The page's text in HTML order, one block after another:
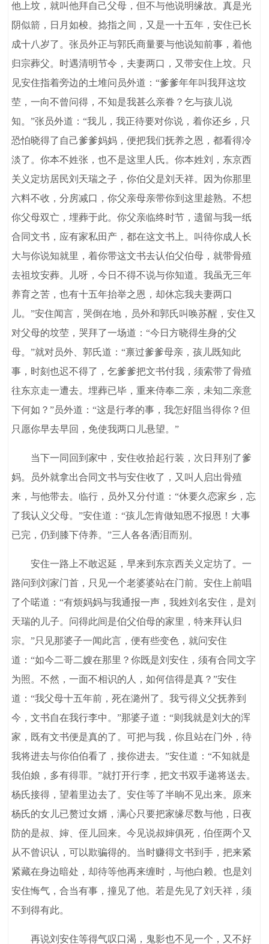
他上坟，就叫他拜自己父母，但不与他说明缘故。真是光
阴似箭，日月如梭。捻指之间，又是一十五年，安住已长
成十八岁了。张员外正与郭氏商量要与他说知前事，着他
归宗葬父。时遇清明节令，夫妻两口，又带安住上坟。只
见安住指着旁边的土堆问员外道：“爹爹年年叫我拜这坟
茔，一向不曾问得，不知是我甚么亲眷？乞与孩儿说
知。”张员外道：“我儿，我正待要对你说，着你还乡，只
恐怕晓得了自己爹爹妈妈，便把我们抚养之恩，都看得冷
淡了。你本不姓张，也不是这里人氏。你本姓刘，东京西
关义定坊居民刘天瑞之子，你伯父是刘天祥。因为你那里
六料不收，分房减口，你父亲母亲带你到这里趁熟。不想
你父母双亡，埋葬于此。你父亲临终时节，遗留与我一纸
合同文书，应有家私田产，都在这文书上。叫待你成人长
大与你说知就里，着你带这文书去认伯父伯母，就带骨殖
去祖坟安葬。儿呀，今日不得不说与你知道。我虽无三年
养育之苦，也有十五年抬举之恩，却休忘我夫妻两口
儿。”安住闻言，哭倒在地，员外和郭氏叫唤苏醒，安住又
对父母的坟茔，哭拜了一场道：“今日方晓得生身的父
母。”就对员外、郭氏道：“禀过爹爹母亲，孩儿既知此
事，时刻也迟不得了，乞爹爹把文书付我，须索带了骨殖
往东京走一遭去。埋葬已毕，重来侍奉二亲，未知二亲意
下何如？”员外道：“这是行孝的事，我怎好阻当得你？但
只愿你早去早回，免使我两口儿悬望。”
当下一同回到家中，安住收拾起行装，次日拜别了爹
妈。员外就拿出合同文书与安住收了，又叫人启出骨殖
来，与他带去。临行，员外又分付道：“休要久恋家乡，忘
了我认义父母。”安住道：“孩儿怎肯做知恩不报恩！大事
已完，仍到膝下侍养。”三人各各洒泪而别。
安住一路上不敢迟延，早来到东京西关义定坊了。一
路问到刘家门首，只见一个老婆婆站在门前。安住上前唱
了个喏道：“有烦妈妈与我通报一声，我姓刘名安住，是刘
天瑞的儿子。问得此间是伯父伯母的家里，特来拜认归
宗。”只见那婆子一闻此言，便有些变色，就问安住
道：“如今二哥二嫂在那里？你既是刘安住，须有合同文字
为照。不然，一面不相识的人，如何信得是真？”安住
道：“我父母十五年前，死在潞州了。我亏得义父抚养到
今，文书自在我行李中。”那婆子道：“则我就是刘大的浑
家，既有文书便是真的了。可把与我，你且站在门外，待
我将进去与你伯伯看了，接你进去。”安住道：“不知就是
我伯娘，多有得罪。”就打开行李，把文书双手递将送去。
杨氏接得，望着里边去了。安住等了半晌不见出来。原来
杨氏的女儿已赘过女婿，满心只要把家缘尽数与他，日夜
防的是叔、婶、侄儿回来。今见说叔婶俱死，伯侄两个又
从不曾识认，可以欺骗得的。当时赚得文书到手，把来紧
紧藏在身边暗处，却待等他再来缠时，与他白赖。也是刘
安住悔气，合当有事，撞见了他。若是先见了刘天祥，须
不到得有此。
再说刘安住等得气叹口渴，鬼影也不见一个，又不好